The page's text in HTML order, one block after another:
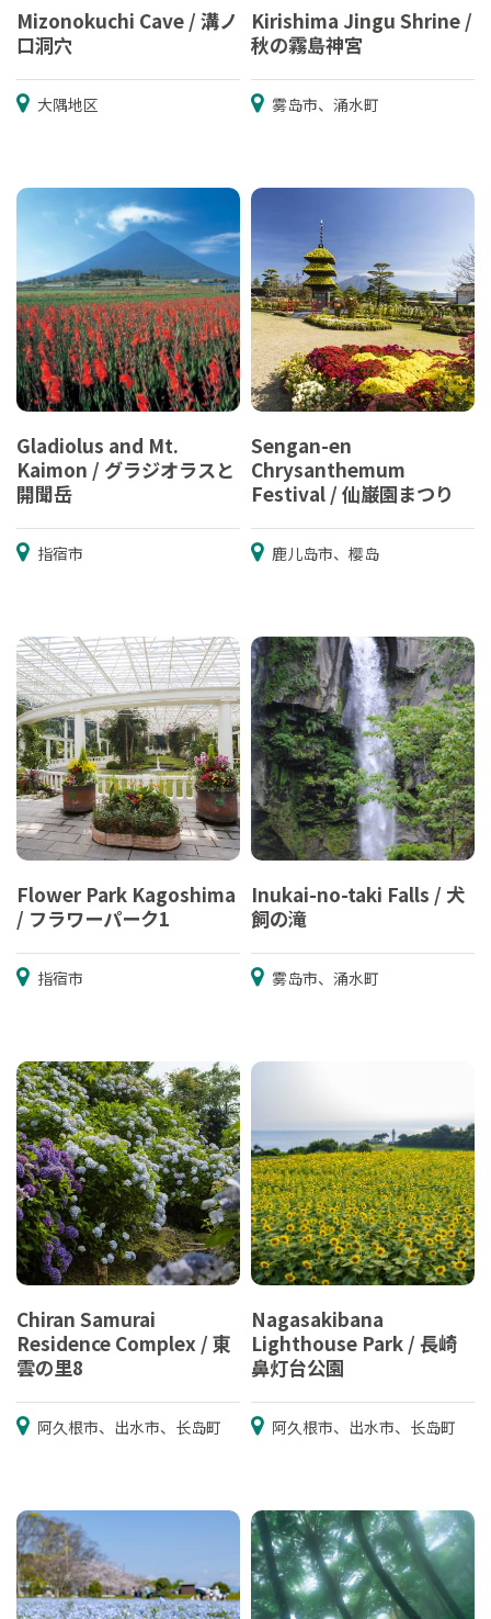
Mizonokuchi Cave / 溝ノ
口洞穴
大隅地区
Kirishima Jingu Shrine /
秋の霧島神宮
雾岛市、涌水町
Gladiolus and Mt.
Kaimon / グラジオラスと
開聞岳
指宿市
Sengan-en
Chrysanthemum
Festival / 仙巌園まつり
鹿儿岛市、樱岛
Flower Park Kagoshima
/ フラワーパーク1
指宿市
Inukai-no-taki Falls / 犬
飼の滝
雾岛市、涌水町
Chiran Samurai
Residence Complex / 東
雲の里8
阿久根市、出水市、长岛町
Nagasakibana
Lighthouse Park / 長崎
鼻灯台公園
阿久根市、出水市、长岛町